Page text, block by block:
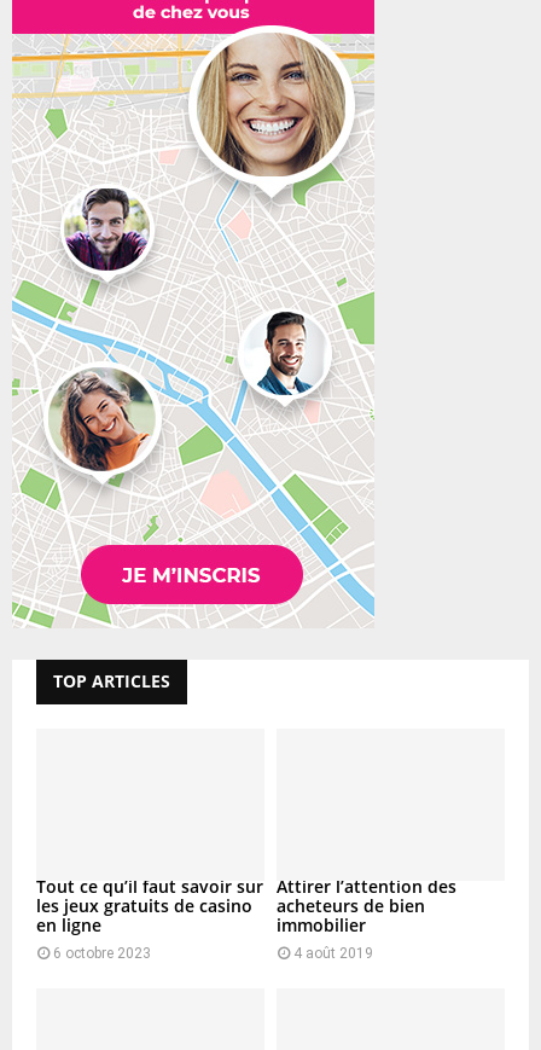
TOP ARTICLES
Tout ce qu’il faut savoir sur
les jeux gratuits de casino
en ligne
6 octobre 2023
Attirer l’attention des
acheteurs de bien
immobilier
4 août 2019